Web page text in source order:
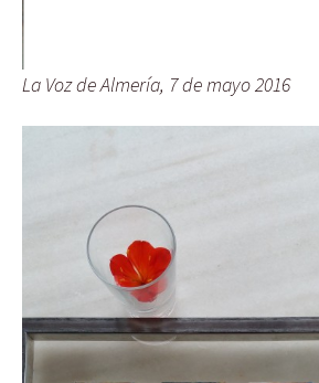
La Voz de Almería, 7 de mayo 2016